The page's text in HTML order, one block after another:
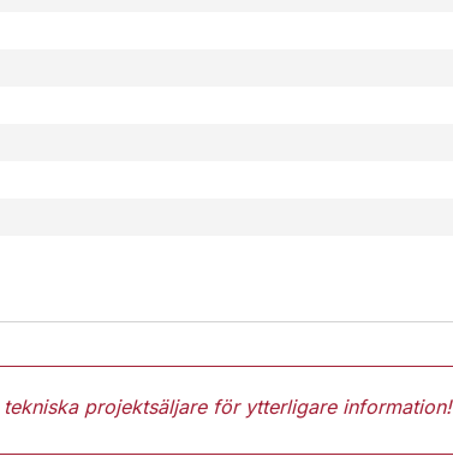
tekniska projektsäljareför ytterligare information!